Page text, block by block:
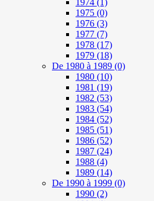
1974 (1)
1975 (0)
1976 (3)
1977 (7)
1978 (17)
1979 (18)
De 1980 à 1989 (0)
1980 (10)
1981 (19)
1982 (53)
1983 (54)
1984 (52)
1985 (51)
1986 (52)
1987 (24)
1988 (4)
1989 (14)
De 1990 à 1999 (0)
1990 (2)